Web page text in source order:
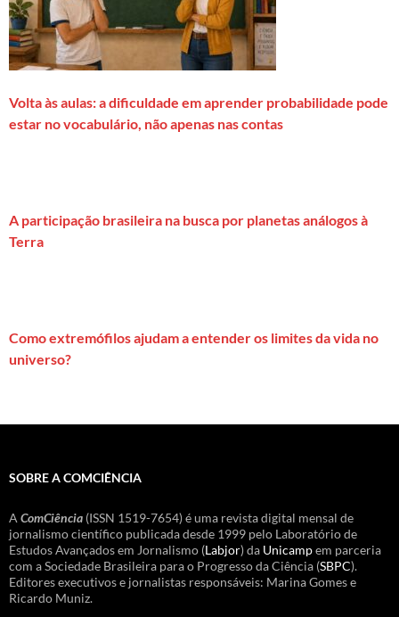
Volta às aulas: a dificuldade em aprender probabilidade pode
estar no vocabulário, não apenas nas contas
A participação brasileira na busca por planetas análogos à
Terra
Como extremófilos ajudam a entender os limites da vida no
universo?
SOBRE A COMCIÊNCIA
A ComCiência (ISSN 1519-7654) é uma revista digital mensal de
jornalismo científico publicada desde 1999 pelo Laboratório de
Estudos Avançados em Jornalismo (Labjor) da Unicampem parceria
com a Sociedade Brasileira para o Progresso da Ciência (SBPC).
Editores executivos e jornalistas responsáveis: Marina Gomes e
Ricardo Muniz.